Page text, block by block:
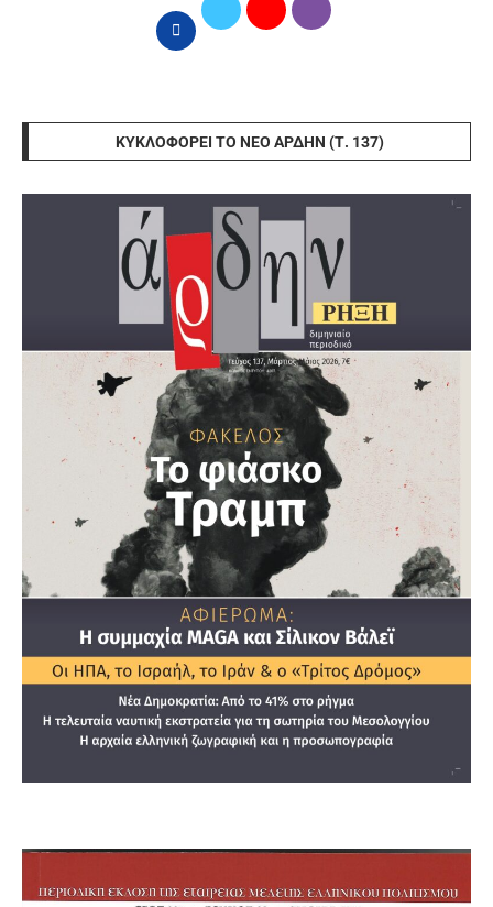
ΚΥΚΛΟΦΟΡΕΊ ΤΟ ΝΈΟ ΆΡΔΗΝ (Τ. 137)